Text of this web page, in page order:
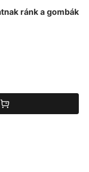
ránk a gombák